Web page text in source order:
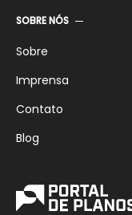
SOBRE NÓS
Sobre
Imprensa
Contato
Blog